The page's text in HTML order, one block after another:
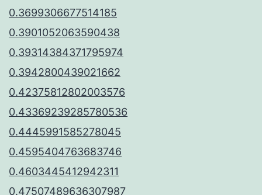
0.3699306677514185
0.3901052063590438
0.39314384371795974
0.3942800439021662
0.42375812802003576
0.43369239285780536
0.4445991585278045
0.4595404763683746
0.4603445412942311
0.47507489636307987